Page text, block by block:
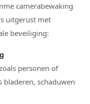
camerabewaking
uitgerust met
beveiliging:
personen of
bladeren, schaduwen